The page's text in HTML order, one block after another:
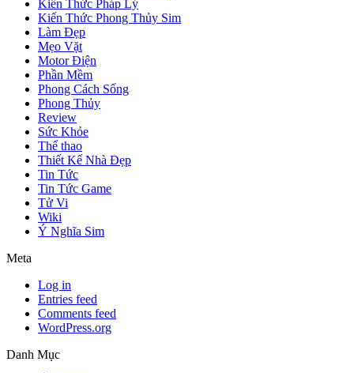
Kiến Thức Pháp Lý
Kiến Thức Phong Thủy Sim
Làm Đẹp
Mẹo Vặt
Motor Điện
Phần Mềm
Phong Cách Sống
Phong Thủy
Review
Sức Khỏe
Thể thao
Thiết Kế Nhà Đẹp
Tin Tức
Tin Tức Game
Tử Vi
Wiki
Ý Nghĩa Sim
Meta
Log in
Entries feed
Comments feed
WordPress.org
Danh Mục